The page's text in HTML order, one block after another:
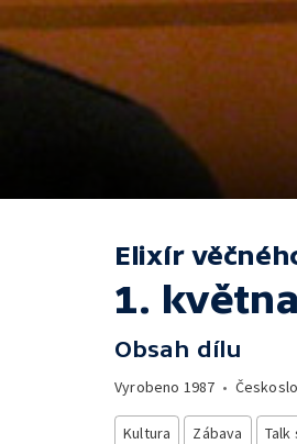
Elixír
1.
Obsah dílu
Vyrobeno 1987 •
Kultura Zábava Talk